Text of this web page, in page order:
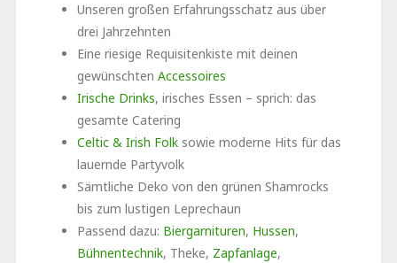
Unseren großen Erfahrungsschatz aus über
drei Jahrzehnten
Eine riesige Requisitenkiste mit deinen
gewünschten Accessoires
Irische Drinks, irisches Essen – sprich: das
gesamte Catering
Celtic & Irish Folksowie moderne Hits für das
lauernde Partyvolk
Sämtliche Deko von den grünen Shamrocks
bis zum lustigen Leprechaun
Passend dazu: Biergarnituren, Hussen,
Bühnentechnik, Theke, Zapfanlage,